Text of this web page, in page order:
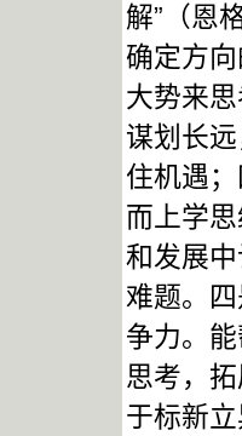
解”（恩
确定方
大势来
谋划长
住机遇
而上学
和发展
难题。
争力。
思考，
于标新